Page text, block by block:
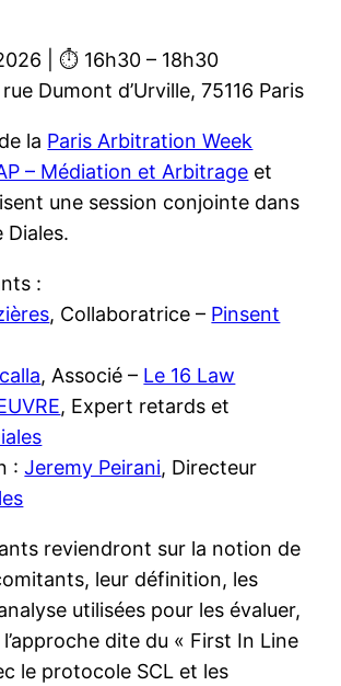
| ⏱ 16h30 – 18h30
Dumont d’Urville, 75116 Paris
la Paris Arbitration Week
– Médiation et Arbitrage et
une session conjointe dans
Diales.
:
, Collaboratrice – Pinsent
, Associé – Le 16 Law
, Expert retards et
:Jeremy Peirani, Directeur
reviendront sur la notion de
leur définition, les
utilisées pour les évaluer,
dite du « First In Line
le protocole SCL et les